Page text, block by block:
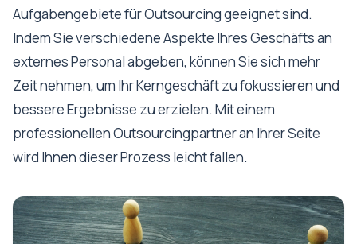
Aufgabengebiete für Outsourcing geeignet sind.
Indem Sie verschiedene Aspekte Ihres Geschäfts an
externes Personal abgeben, können Sie sich mehr
Zeit nehmen, um Ihr Kerngeschäft zu fokussieren und
bessere Ergebnisse zu erzielen. Mit einem
professionellen Outsourcingpartner an Ihrer Seite
wird Ihnen dieser Prozess leicht fallen.